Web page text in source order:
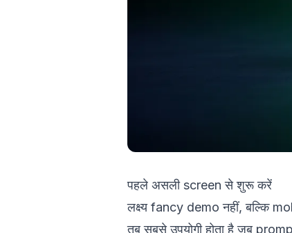
पहले असली screen से शुरू करें
लक्ष्य fancy demo नहीं, बल्कि
तब सबसे उपयोगी होता है जब